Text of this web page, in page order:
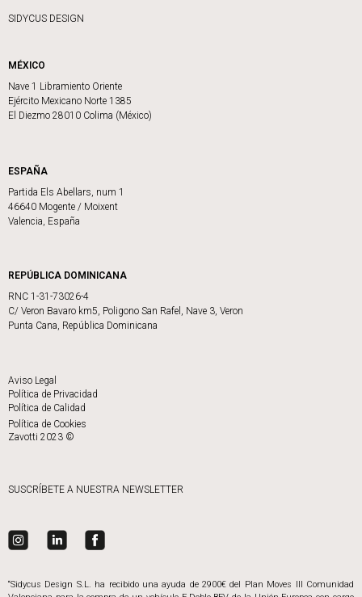
SIDYCUS DESIGN
MÉXICO
Nave 1 Libramiento Oriente
Ejército Mexicano Norte 1385
El Diezmo 28010 Colima (México)
ESPAÑA
Partida Els Abellars, num 1
46640 Mogente / Moixent
Valencia, España
REPÚBLICA DOMINICANA
RNC 1-31-73026-4
C/ Veron Bavaro km5, Poligono San Rafel, Nave 3, Veron
Punta Cana, República Dominicana
Aviso Legal
Política de Privacidad
Política de Calidad
Política de Cookies
Zavotti 2023 ©
SUSCRÍBETE A NUESTRA NEWSLETTER
“Sidycus Design S.L. ha recibido una ayuda de 2900€ del Plan Moves III Comunidad